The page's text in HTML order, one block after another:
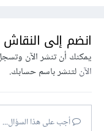
انضم إلى النقاش
يمكنك أن تنشر الآن
الآنلتنشر باسم حسابك.
أجب على هذا السؤال...